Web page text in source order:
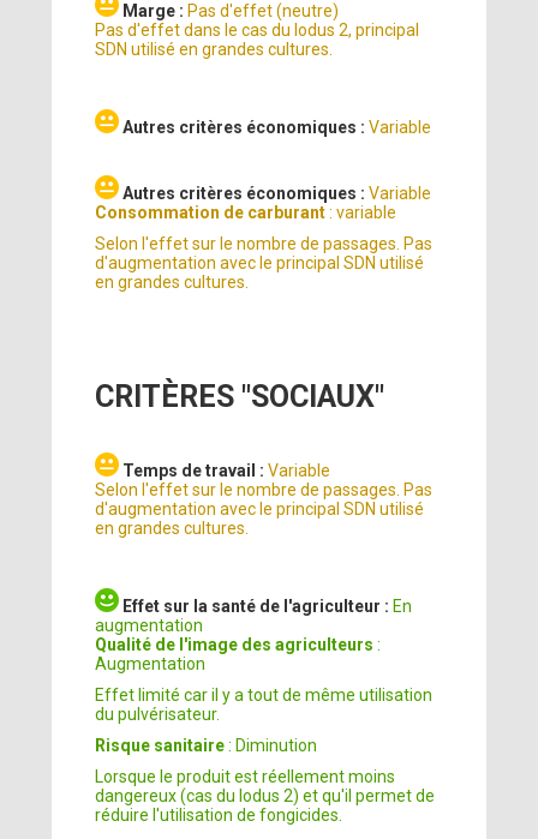
Marge : Pas d'effet (neutre)
Pas d'effet dans le cas du Iodus 2, principal
SDN utilisé en grandes cultures.
Autres critères économiques :Variable
Autres critères économiques :Variable
Consommation de carburant: variable
Selon l'effet sur le nombre de passages. Pas
d'augmentation avec le principal SDN utilisé
en grandes cultures.
CRITÈRES "SOCIAUX"
Temps de travail :Variable
Selon l'effet sur le nombre de passages. Pas
d'augmentation avec le principal SDN utilisé
en grandes cultures.
Effet sur la santé de l'agriculteur : En
augmentation
Qualité de l'image des agriculteurs :
Augmentation
Effet limité car il y a tout de même utilisation
du pulvérisateur.
Risque sanitaire: Diminution
Lorsque le produit est réellement moins
dangereux (cas du Iodus 2) et qu'il permet de
réduire l'utilisation de fongicides.